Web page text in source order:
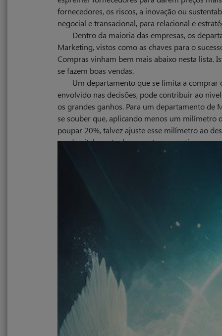
fornecedores, os riscos, a inovação ou
negocial e transacional, para relacional e
Dentro da maioria das empresas, os
Marketing, vistos como as chaves para o
Compras vinham bem mais abaixo nesta lista.
se fazem boas vendas.
Um departamento que se limita a comprar
envolvido nas decisões, pode contribuir ao
os grandes ganhos. Para um departamento de
se souber que, aplicando menos um
poupar 20%, talvez ajuste esse milímetro ao
sendo vital que tenha assento e voz ativa na
Como consequência deste papel mais